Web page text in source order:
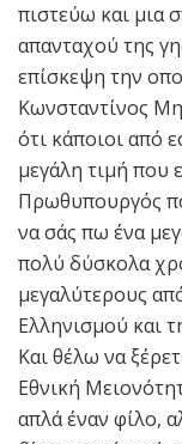
πιστεύω και μια
απανταχού της
επίσκεψη την
Κωνσταντίνος
ότι κάποιοι από
μεγάλη τιμή που
Πρωθυπουργός
να σάς πω ένα
πολύ δύσκολα
μεγαλύτερους
Ελληνισμού και
Και θέλω να
Εθνική
απλά έναν φίλο,